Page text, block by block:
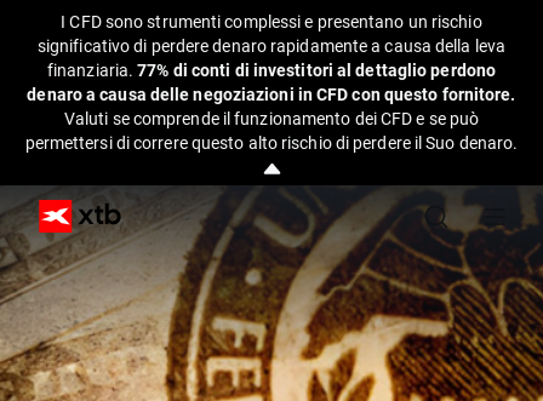
I CFD sono strumenti complessi e presentano un rischio
significativo di perdere denaro rapidamente a causa della leva
finanziaria.77% di conti di investitori al dettaglio perdono
denaro a causa delle negoziazioni in CFD con questo fornitore.
Valuti se comprende il funzionamento dei CFD e se può
permettersi di correre questo alto rischio di perdere il Suo denaro.